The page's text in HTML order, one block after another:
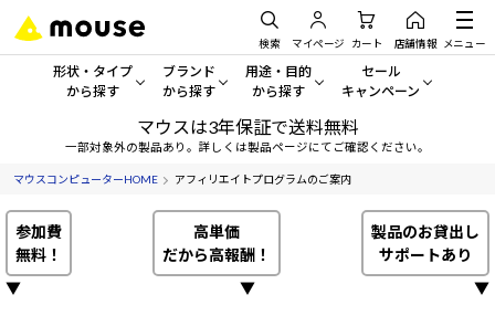
検索 マイページ カート 店舗情報 メニュー
形状・タイプ
から探す
形状・タイプから探す をすべてみる
デスクトップPC
ブランド
から探す
mouse
G TUNE
NEXTGEAR
用途・目的
から探す
一般向けパソコン
ゲーミングPC・ゲーム向けパソコン
クリエイティブ向け
ビジネス向けパソコン
セール
キャンペーン
セール・キャンペーン
期間限定セール
アウトレットパソコン
すべて新品の旧モデル製品な
マウスは3年保証で送料無料
一部対象外の製品あり。詳しくは製品ページにてご確認ください。
マウスコンピューターHOME アフィリエイトプログラムのご案内
参加費
無料！
高単価
だから高報酬！
製品のお貸出し
サポートあり
▼
▼ ▼